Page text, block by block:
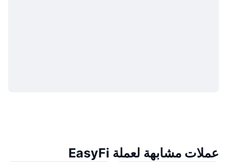
عملات مشابهة لعملة EasyFi